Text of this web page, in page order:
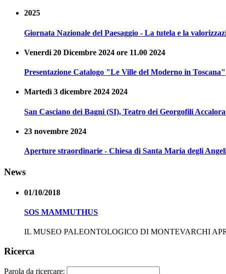
2025
Giornata Nazionale del Paesaggio - La tutela e la
Venerdi 20 Dicembre 2024 ore 11.00 2024
Presentazione Catalogo "Le Ville del Moderno in Toscana"
Martedì 3 dicembre 2024 2024
San Casciano dei Bagni (SI), Teatro dei Georgofili
23 novembre 2024
Aperture straordinarie - Chiesa di Santa Maria degli
News
01/10/2018
SOS MAMMUTHUS
IL MUSEO PALEONTOLOGICO DI MONTEVARCHI
Ricerca
Parola da ricercare: